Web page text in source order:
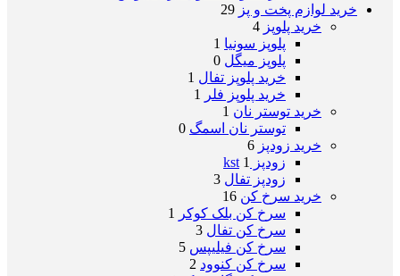
خرید لوازم پخت و پز 29
خرید پلوپز 4
پلوپز سونیا 1
پلوپز میگل 0
خرید پلوپز تفال 1
خرید پلوپز فلر
1
خرید توستر نان 1
توستر نان اسمگ 0
خرید زودپز 6
زودپز kst
1
زودپز تفال 3
خرید سرخ کن 16
سرخ کن بلک کوکر
1
سرخ کن تفال 3
سرخ کن فیلیپس 5
سرخ کن کنوود 2